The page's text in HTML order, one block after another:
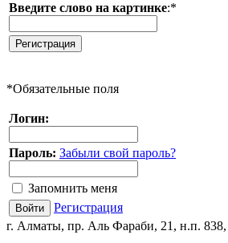
Введите слово на картинке:*
*Обязательные поля
Логин:
Пароль: Забыли свой пароль?
Запомнить меня
Регистрация
г. Алматы, пр. Аль Фараби, 21, н.п.